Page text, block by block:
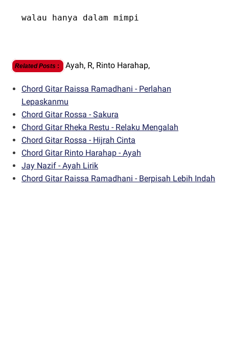
walau hanya dalam mimpi
Related Posts : Ayah, R, Rinto Harahap,
Chord Gitar Raissa Ramadhani - Perlahan
Lepaskanmu
Chord Gitar Rossa - Sakura
Chord Gitar Rheka Restu - Relaku Mengalah
Chord Gitar Rossa - Hijrah Cinta
Chord Gitar Rinto Harahap - Ayah
Jay Nazif - Ayah Lirik
Chord Gitar Raissa Ramadhani - Berpisah Lebih Indah